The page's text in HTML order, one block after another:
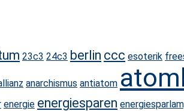
23c3 24c3 berlin ccc esoterik
anarchismus antiatom
energie energiesparen